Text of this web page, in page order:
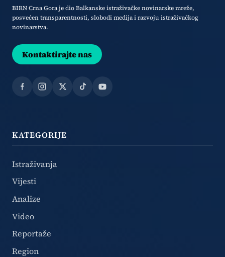
BIRN Crna Gora je dio Balkanske istraživačke novinarske mreže,
posvećen transparentnosti, slobodi medija i razvoju istraživačkog
novinarstva.
Kontaktirajte nas
Facebook
Instagram
X TikTokYouTube
KATEGORIJE
Istraživanja
Vijesti
Analize
Video
Reportaže
Region